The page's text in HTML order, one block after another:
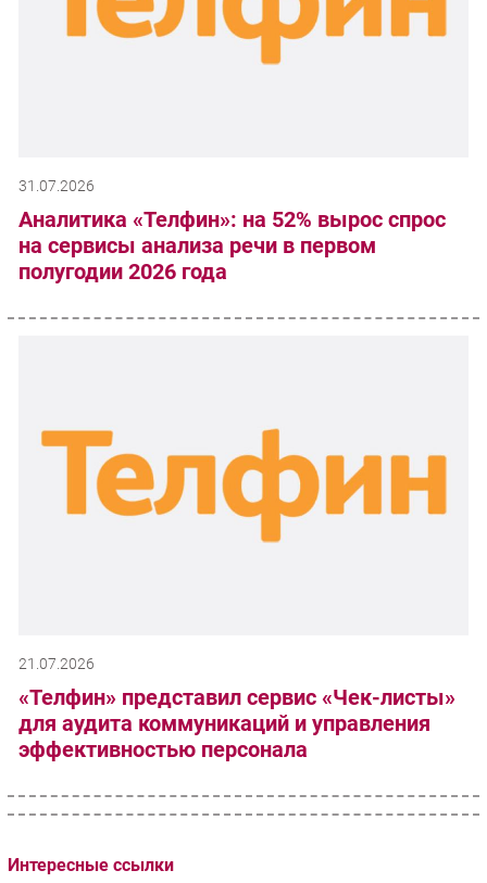
31.07.2026
Аналитика «Телфин»: на 52% вырос спрос
на сервисы анализа речи в первом
полугодии 2026 года
21.07.2026
«Телфин» представил сервис «Чек-листы»
для аудита коммуникаций и управления
эффективностью персонала
Интересные ссылки